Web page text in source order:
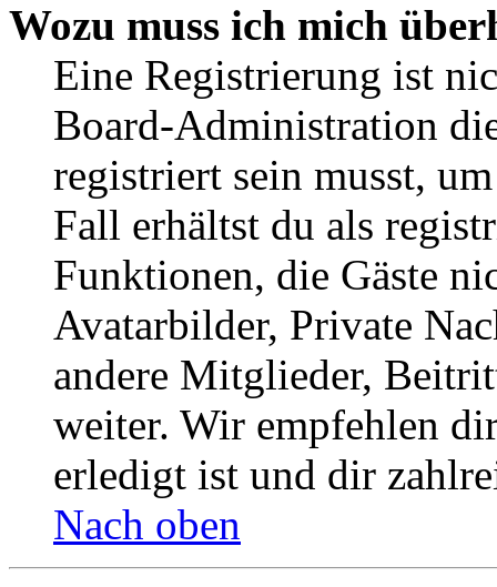
Wozu muss ich mich
Eine Registrierung ist
Board-Administration
registriert sein musst,
Fall erhältst du als
Funktionen, die Gäste
Avatarbilder, Private
andere Mitglieder,
weiter. Wir empfehlen
erledigt ist und dir
Nach oben